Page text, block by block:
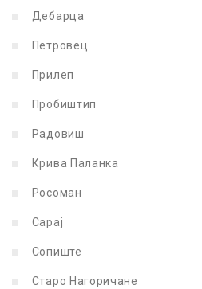
Дебарца
Петровец
Прилеп
Пробиштип
Радовиш
Крива Паланка
Росоман
Сарај
Сопиште
Старо Нагоричане